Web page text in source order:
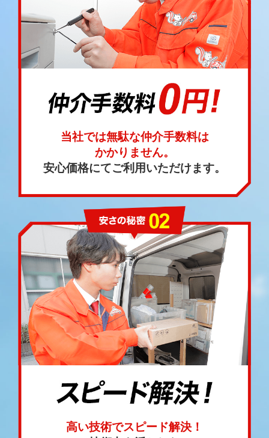
当社では無駄な仲介手数料は
かかりません。
安心価格にてご利用いただけます。
高い技術でスピード解決！